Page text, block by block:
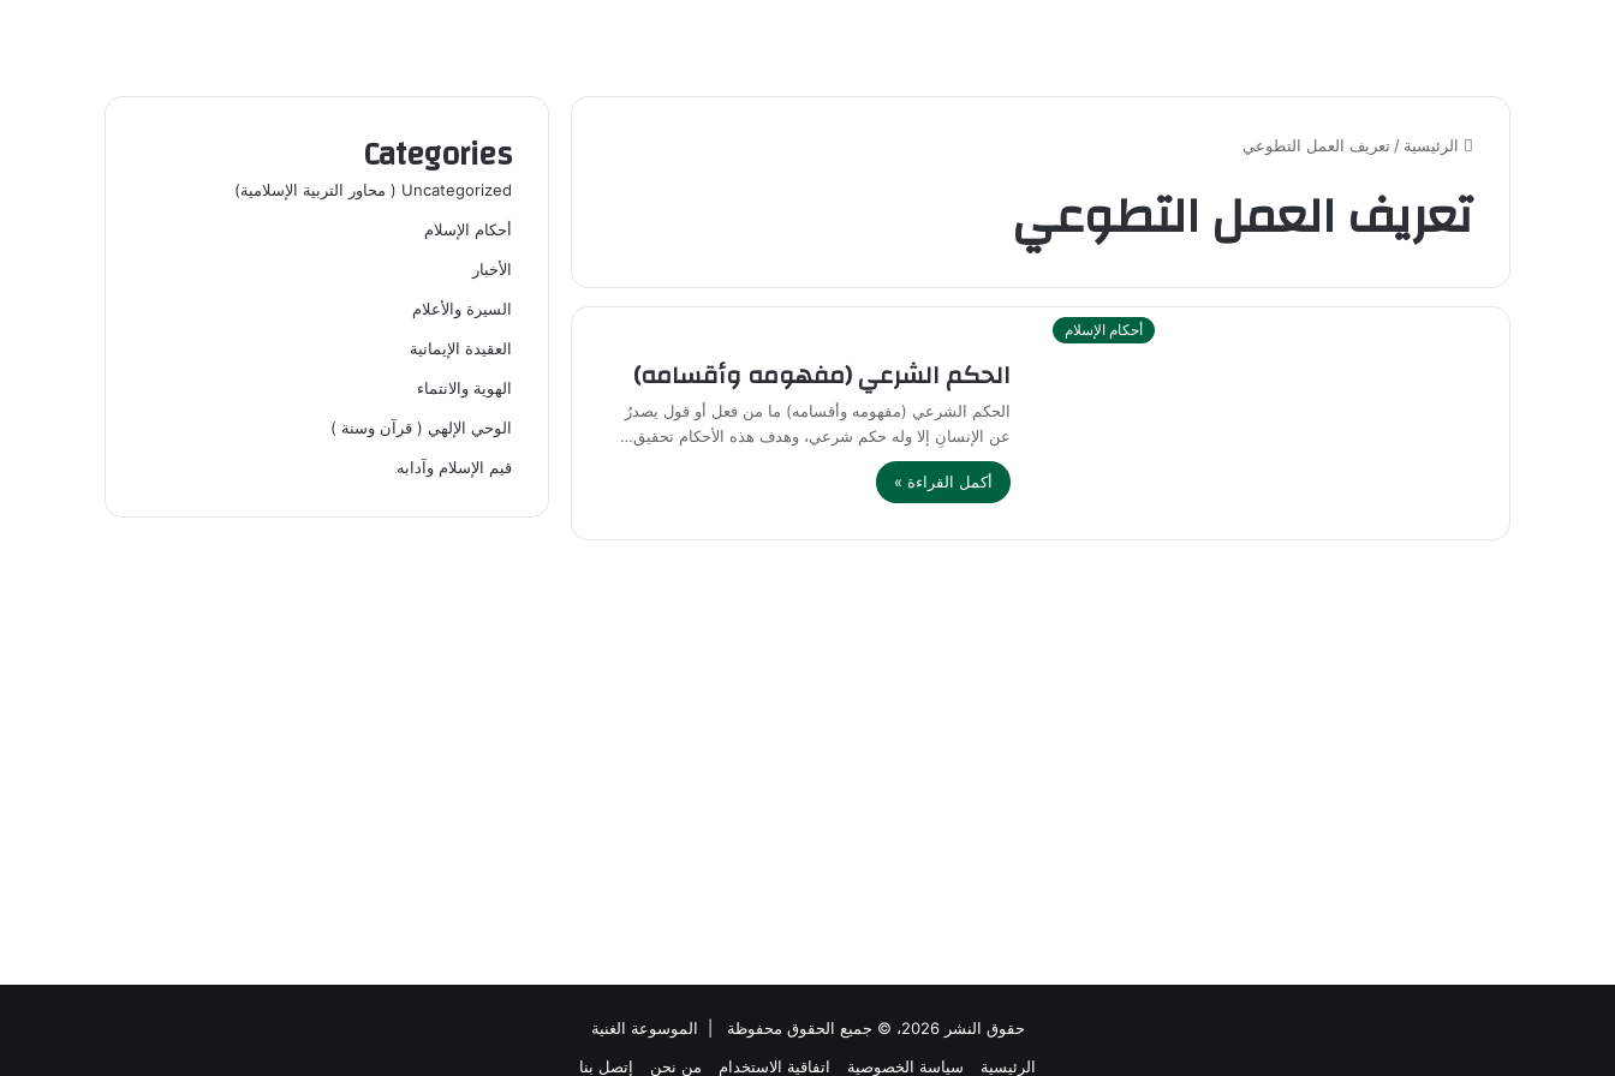
الرئيسية / تعريف العمل التطوعي
تعريف العمل التطوعي
أحكام الإسلام
الحكم الشرعي (مفهومه وأقسامه)
الحكم الشرعي (مفهومه وأقسامه) ما من فعل أو قول يصدرُ
عن الإنسانِ إلا وله حكم شرعي، وهدف هذه الأحكام تحقيق…
أكمل القراءة »
Categories
Uncategorized ( محاور التربية الإسلامية)
أحكام الإسلام
الأخبار
السيرة والأعلام
العقيدة الإيمانية
الهوية والانتماء
الوحي الإلهي ( قرآن وسنة )
قيم الإسلام وآدابه
حقوق النشر 2026، © جميع الحقوق محفوظة |
الموسوعة الغنية
الرئيسية
سياسة الخصوصية اتفاقية الاستخدام من نحن إتصل بنا